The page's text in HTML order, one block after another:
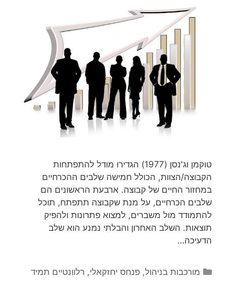
טוקמן וג'נסן (1977) הגדירו מודל להתפתחות
הקבוצה/הצוות, הכולל חמישה שלבים ההכרחיים
במחזור החיים של קבוצה. ארבעת הראשונים הם
שלבים הכרחיים, על מנת שקבוצה תתפתח, תוכל
להתמודד מול משברים, למצוא פתרונות ולהפיק
תוצאות. השלב האחרון והבלתי נמנע הוא שלב
הדעיכה…
קטגוריות
מורכבות בניהול,פנחס יחזקאלי, רלוונטיים תמיד